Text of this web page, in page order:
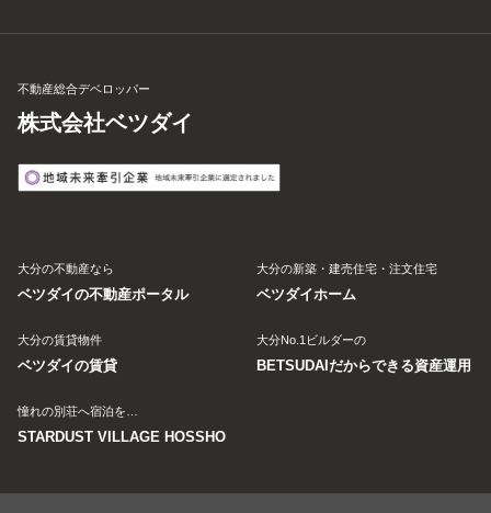
不動産総合デベロッパー
株式会社ベツダイ
大分の不動産なら
ベツダイの不動産ポータル
大分の新築・建売住宅・注文住宅
ベツダイホーム
大分の賃貸物件
ベツダイの賃貸
大分No.1ビルダーの
BETSUDAIだからできる資産運用
憧れの別荘へ宿泊を…
STARDUST VILLAGE HOSSHO